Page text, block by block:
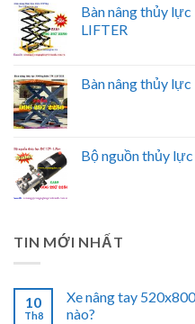
Bàn nâng thủy
LIFTER
Bàn nâng thủy
Bộ nguồn thủy
TIN MỚI NHẤT
10
Th8
Xe nâng tay
nào?